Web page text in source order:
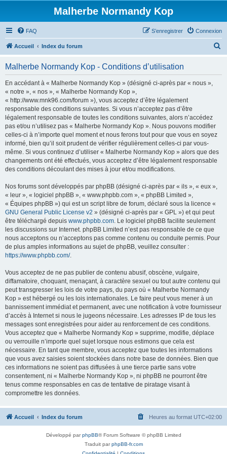
Malherbe Normandy Kop
FAQ Connexion
S’enregistrer
Accueil Index du forum
Malherbe Normandy Kop - Conditions d’utilisation
En accédant à « Malherbe Normandy Kop » (désigné ci-après par « nous »,
« notre », « nos », « Malherbe Normandy Kop »,
« http://www.mnk96.com/forum »), vous acceptez d’être légalement
responsable des conditions suivantes. Si vous n’acceptez pas d’être
légalement responsable de toutes les conditions suivantes, alors n’accédez
pas et/ou n’utilisez pas « Malherbe Normandy Kop ». Nous pouvons modifier
celles-ci à n’importe quel moment et nous ferons tout pour que vous en soyez
informé, bien qu’il soit prudent de vérifier régulièrement celles-ci par vous-
même. Si vous continuez d’utiliser « Malherbe Normandy Kop » alors que des
changements ont été effectués, vous acceptez d’être légalement responsable
des conditions découlant des mises à jour et/ou modifications.
Nos forums sont développés par phpBB (désigné ci-après par « ils », « eux »,
« leur », « logiciel phpBB », « www.phpbb.com », « phpBB Limited »,
« Équipes phpBB ») qui est un script libre de forum, déclaré sous la licence «
GNU General Public License v2 » (désigné ci-après par « GPL ») et qui peut
être téléchargé depuis www.phpbb.com. Le logiciel phpBB facilite seulement
les discussions sur Internet. phpBB Limited n’est pas responsable de ce que
nous acceptons ou n’acceptons pas comme contenu ou conduite permis. Pour
de plus amples informations au sujet de phpBB, veuillez consulter :
https://www.phpbb.com/.
Vous acceptez de ne pas publier de contenu abusif, obscène, vulgaire,
diffamatoire, choquant, menaçant, à caractère sexuel ou tout autre contenu qui
peut transgresser les lois de votre pays, du pays où « Malherbe Normandy
Kop » est hébergé ou les lois internationales. Le faire peut vous mener à un
bannissement immédiat et permanent, avec une notification à votre fournisseur
d’accès à Internet si nous le jugeons nécessaire. Les adresses IP de tous les
messages sont enregistrées pour aider au renforcement de ces conditions.
Vous acceptez que « Malherbe Normandy Kop » supprime, modifie, déplace
ou verrouille n’importe quel sujet lorsque nous estimons que cela est
nécessaire. En tant que membre, vous acceptez que toutes les informations
que vous avez saisies soient stockées dans notre base de données. Bien que
ces informations ne soient pas diffusées à une tierce partie sans votre
consentement, ni « Malherbe Normandy Kop », ni phpBB ne pourront être
tenus comme responsables en cas de tentative de piratage visant à
compromettre les données.
Accueil Index du forum Heures au format UTC+02:00
Développé parphpBB® Forum Software © phpBB Limited
Traduit parphpBB-fr.com